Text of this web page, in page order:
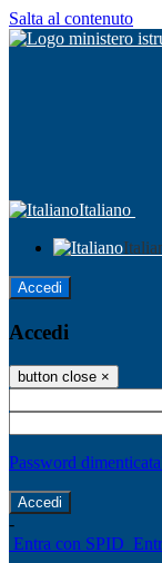
Salta al contenuto
Italiano
Accedi
Accedi
button close ×
Password
-
Entra con SPID